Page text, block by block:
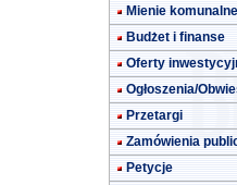
Mienie komunalne
Budżet i finanse
Oferty
Ogłoszenia/
Przetargi
Zamówienia
Petycje